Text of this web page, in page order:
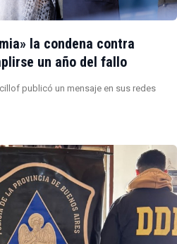
la condena contra
un año del fallo
publicó un mensaje en sus redes